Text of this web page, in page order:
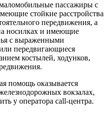
пассажиры с
стойкие расстройства
передвижения, а
носилках и имеющие
с выраженными
передвигающиеся
костылей, ходунков,
помощь оказывается
вокзалах,
у оператора call-центра.